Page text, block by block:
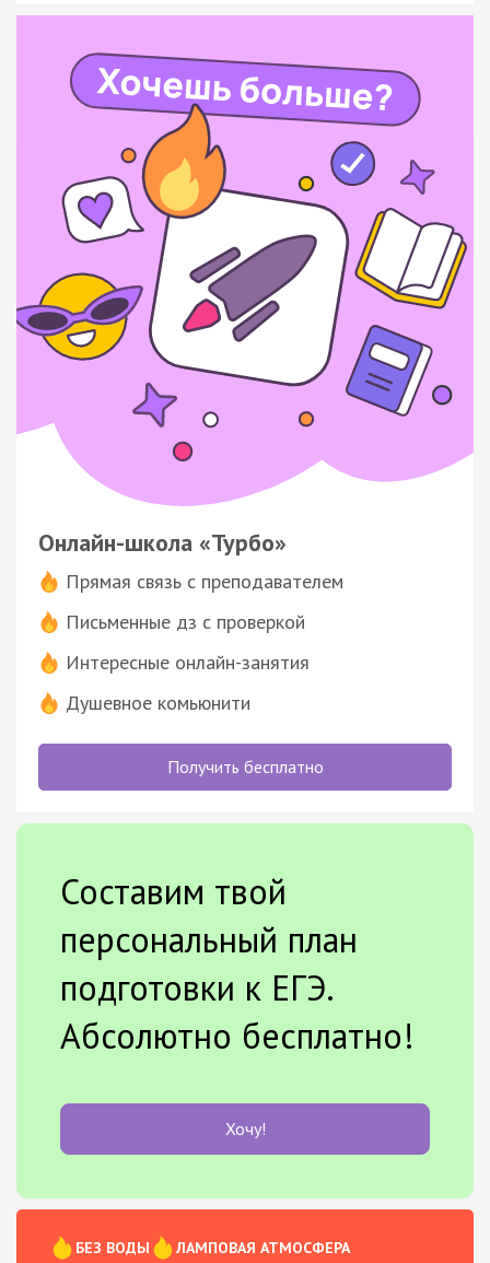
Онлайн-школа «Турбо»
Прямая связь с преподавателем
Письменные дз с проверкой
Интересные онлайн-занятия
Душевное комьюнити
Получить бесплатно
Составим твой
персональный план
подготовки к ЕГЭ.
Абсолютно бесплатно!
Хочу!
БЕЗ ВОДЫ ЛАМПОВАЯ АТМОСФЕРА